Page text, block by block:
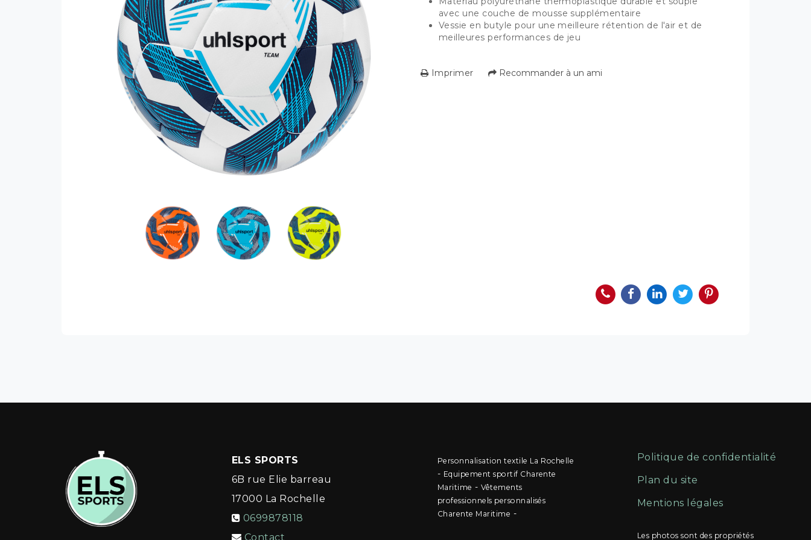
avec une couche de mousse supplémentaire
Vessie en butyle pour une meilleure rétention de l'air et de
meilleures performances de jeu
Imprimer Recommander à un ami
ELS SPORTS
6B rue Elie barreau
17000 La Rochelle
0699878118
Contact
Personnalisation textile La Rochelle
- Equipement sportif Charente
Maritime -Vêtements
professionnels personnalisés
Charente Maritime -
Politique de confidentialité
Plan du site
Mentions légales
Les photos sont des propriétés